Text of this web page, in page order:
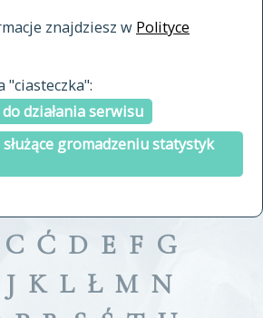
znajdziesz w Polityce
"ciasteczka":
działania serwisu
gromadzeniu statystyk
fronte
a tergo
C Ć D E F G
J K L Ł M N